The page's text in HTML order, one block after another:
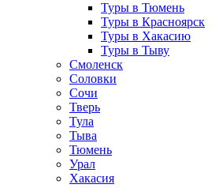
Туры в Тюмень
Туры в Красноярск
Туры в Хакасию
Туры в Тыву
Смоленск
Соловки
Сочи
Тверь
Тула
Тыва
Тюмень
Урал
Хакасия